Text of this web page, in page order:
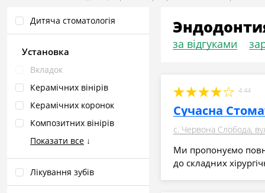
Дитяча стоматологія
Установка
Вкладок
Керамічних вінірів
Керамічних коронок
Композитних вінірів
Показати все ↓
Лікування зубів
за відгуками
4.44
Сучасна
с. Червона Слобода,
Ми пропонуємо
до складних